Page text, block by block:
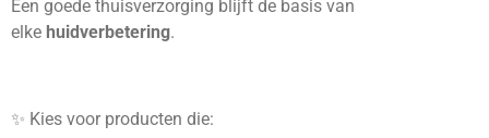
Een goede thuisverzorging blijft de basis van
elke huidverbetering.
✨ Kies voor producten die: